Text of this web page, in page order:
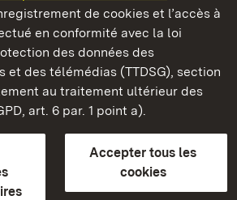
de cookies et l’accès à
en conformité avec la loi
des données des
et des télémédias (TTDSG), section
au traitement ultérieur des
art. 6 par. 1 point a).
Accepter tous les
cookies
du Bade-Wurtemberg
Mentions légales
Seiten)